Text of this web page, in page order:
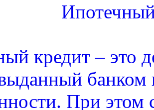
кредит – это
банком
При этом